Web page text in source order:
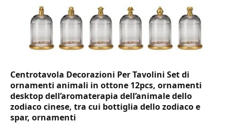
Centrotavola Decorazioni Per Tavolini Set di
ornamenti animali in ottone 12pcs, ornamenti
desktop dell’aromaterapia dell’animale dello
zodiaco cinese, tra cui bottiglia dello zodiaco e
spar, ornamenti